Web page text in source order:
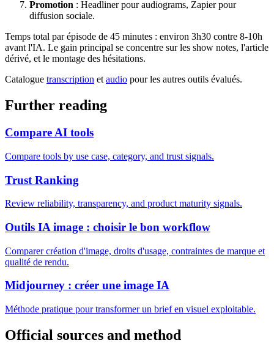
Promotion : Headliner pour audiograms, Zapier pour
diffusion sociale.
Temps total par épisode de 45 minutes : environ 3h30 contre 8-10h
avant l'IA. Le gain principal se concentre sur les show notes, l'article
dérivé, et le montage des hésitations.
Catalogue transcription et audio pour les autres outils évalués.
Further reading
Compare AI tools
Compare tools by use case, category, and trust signals.
Trust Ranking
Review reliability, transparency, and product maturity signals.
Outils IA image : choisir le bon workflow
Comparer création d'image, droits d'usage, contraintes de marque et
qualité de rendu.
Midjourney : créer une image IA
Méthode pratique pour transformer un brief en visuel exploitable.
Official sources and method